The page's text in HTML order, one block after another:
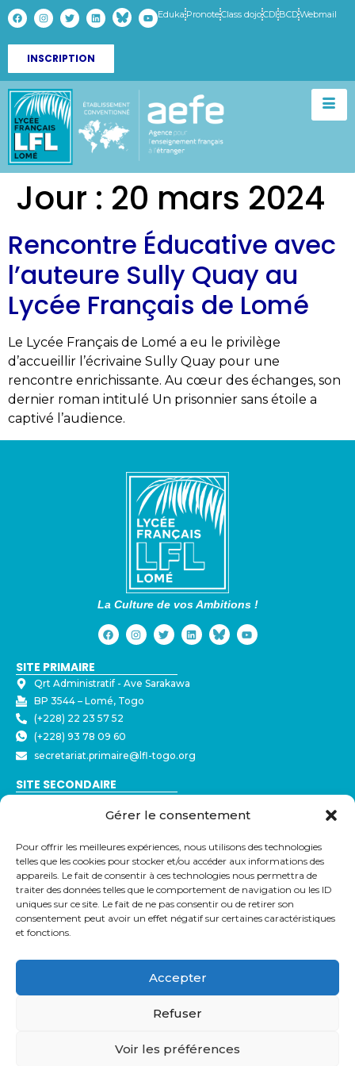
Gérer le consentement
Pour offrir les meilleures expériences, nous utilisons des technologies
telles que les cookies pour stocker et/ou accéder aux informations des
appareils. Le fait de consentir à ces technologies nous permettra de
traiter des données telles que le comportement de navigation ou les ID
uniques sur ce site. Le fait de ne pas consentir ou de retirer son
consentement peut avoir un effet négatif sur certaines caractéristiques
et fonctions.
Accepter
Refuser
Voir les préférences
Eduka PronoteClass dojoCDI BCDWebmail
INSCRIPTION
Jour : 20 mars 2024
Rencontre Éducative avec
l’auteure Sully Quay au
Lycée Français de Lomé
Le Lycée Français de Lomé a eu le privilège
d’accueillir l’écrivaine Sully Quay pour une
rencontre enrichissante. Au cœur des échanges, son
dernier roman intitulé Un prisonnier sans étoile a
captivé l’audience.
La Culture de vos Ambitions !
SITE PRIMAIRE
Qrt Administratif - ⁠Ave Sarakawa
BP 3544 – Lomé, Togo
(+228) 22 23 57 52
(+228) 93 78 09 60
secretariat.primaire@lfl-togo.org
SITE SECONDAIRE
BP 3544 – Lomé, Togo
(+228) 79 32 72 43
secretariat@lfl-togo.org
LIENS UTILES
Eduka
Pronote